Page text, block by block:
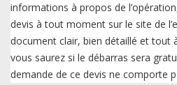
informations à propos de
devis à tout moment sur le site de
document clair, bien détaillé et tout
vous saurez si le débarras sera
demande de ce devis ne comporte